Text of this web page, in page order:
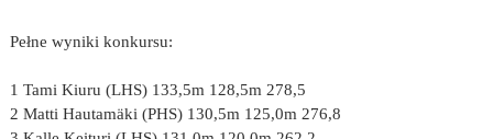
Pełne wyniki konkursu:
1 Tami Kiuru (LHS) 133,5m 128,5m 278,5
2 Matti Hautamäki (PHS) 130,5m 125,0m 276,8